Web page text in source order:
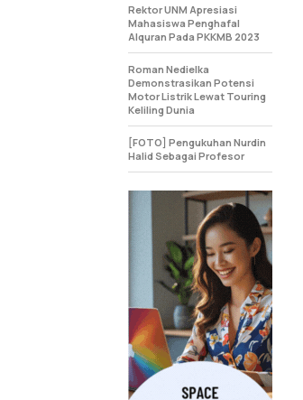
Rektor UNM Apresiasi
Mahasiswa Penghafal
Alquran Pada PKKMB 2023
Roman Nedielka
Demonstrasikan Potensi
Motor Listrik Lewat Touring
Keliling Dunia
[FOTO] Pengukuhan Nurdin
Halid Sebagai Profesor